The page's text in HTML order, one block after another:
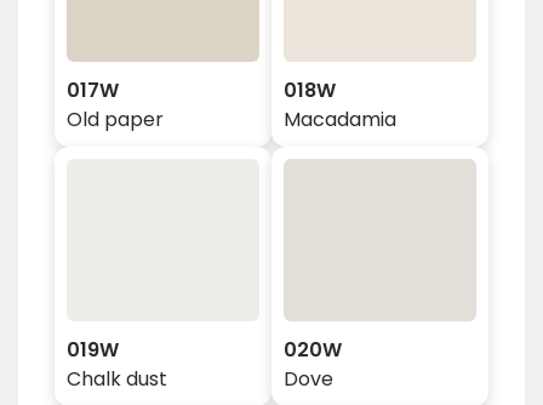
017W
Old paper
018W
Macadamia
019W
Chalk dust
020W
Dove